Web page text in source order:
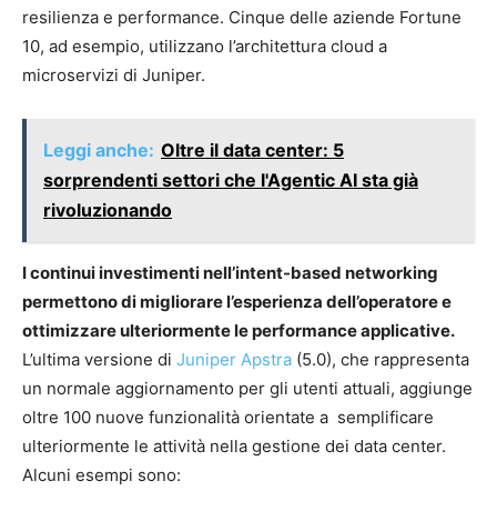
resilienza e performance. Cinque delle aziende Fortune
10, ad esempio, utilizzano l’architettura cloud a
microservizi di Juniper.
Leggi anche: Oltre il data center: 5
sorprendenti settori che l'Agentic AI sta già
rivoluzionando
I continui investimenti nell’intent-based networking
permettono di migliorare l’esperienza dell’operatore e
ottimizzare ulteriormente le performance applicative.
L’ultima versione di Juniper Apstra (5.0), che rappresenta
un normale aggiornamento per gli utenti attuali, aggiunge
oltre 100 nuove funzionalità orientate a semplificare
ulteriormente le attività nella gestione dei data center.
Alcuni esempi sono: